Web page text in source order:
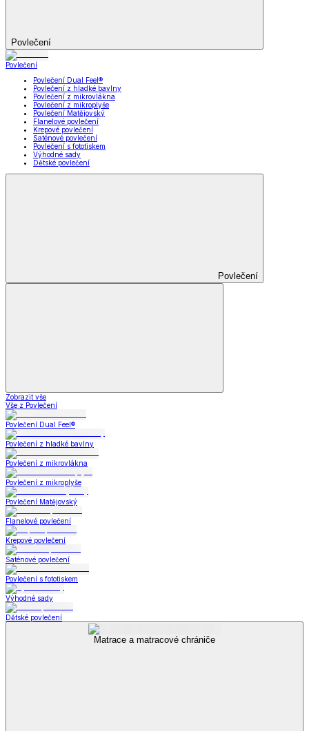
Povlečení
Povlečení
Povlečení Dual Feel®
Povlečení z hladké bavlny
Povlečení z mikrovlákna
Povlečení z mikroplyše
Povlečení Matějovský
Flanelové povlečení
Krepové povlečení
Saténové povlečení
Povlečení s fototiskem
Výhodné sady
Dětské povlečení
Povlečení
Zobrazit vše
Vše z Povlečení
Povlečení Dual Feel®
Povlečení z hladké bavlny
Povlečení z mikrovlákna
Povlečení z mikroplyše
Povlečení Matějovský
Flanelové povlečení
Krepové povlečení
Saténové povlečení
Povlečení s fototiskem
Výhodné sady
Dětské povlečení
Matrace a matracové chrániče